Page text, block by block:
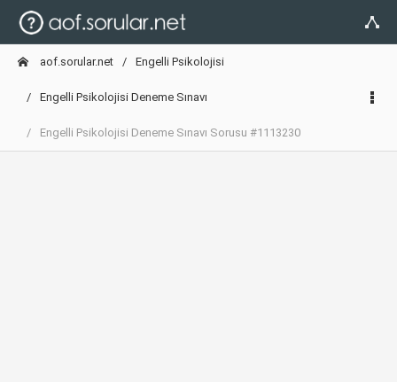
aof.sorular.net Engelli Psikolojisi
Engelli Psikolojisi Deneme Sınavı
Engelli Psikolojisi Deneme Sınavı Sorusu #1113230